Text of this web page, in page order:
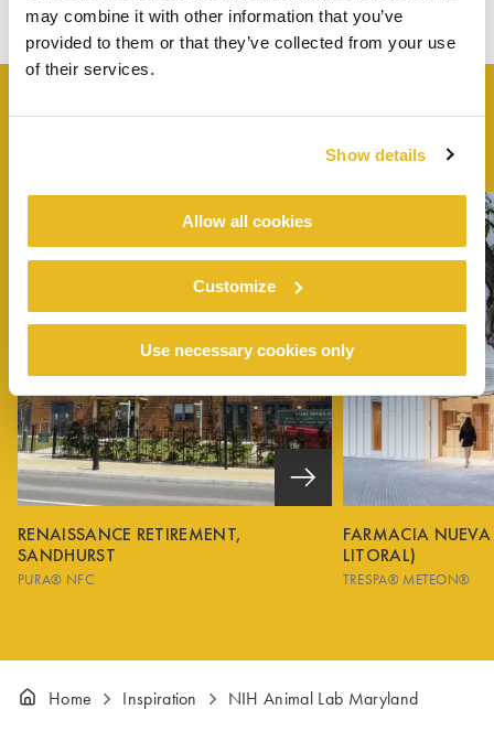
may combine it with other information that you’ve
provided to them or that they’ve collected from your use
of their services.
Show details
Allow all cookies
Customize
Use necessary cookies only
SIMILAIRES
RENAISSANCE RETIREMENT,
SANDHURST
PURA® NFC
FARMACIA
LITORAL)
TRESPA® METEON®
Home Inspiration NIH Animal Lab Maryland